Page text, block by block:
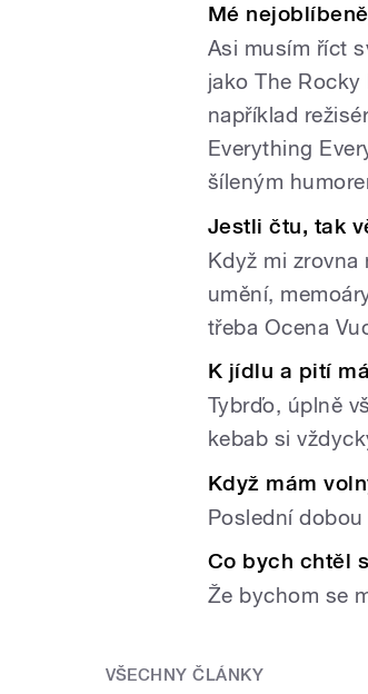
Mé
Asi musím říct
jako The
například
Everything
šíleným
Jestli čtu, tak
Když mi
umění,
třeba Ocena
K jídlu a pití
Tybrďo, úplně
kebab si
Když mám
Poslední
Co bych chtěl
Že bychom se
VŠECHNY ČLÁNKY